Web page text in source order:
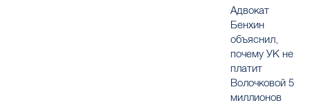
Адвокат
Бенхин
объяснил,
почему УК не
платит
Волочковой 5
миллионов